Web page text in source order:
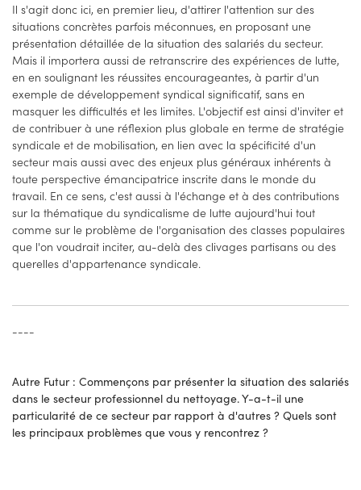
Il s'agit donc ici, en premier lieu, d'attirer l'attention sur des
situations concrètes parfois méconnues, en proposant une
présentation détaillée de la situation des salariés du secteur.
Mais il importera aussi de retranscrire des expériences de lutte,
en en soulignant les réussites encourageantes, à partir d'un
exemple de développement syndical significatif, sans en
masquer les difficultés et les limites. L'objectif est ainsi d'inviter et
de contribuer à une réflexion plus globale en terme de stratégie
syndicale et de mobilisation, en lien avec la spécificité d'un
secteur mais aussi avec des enjeux plus généraux inhérents à
toute perspective émancipatrice inscrite dans le monde du
travail. En ce sens, c'est aussi à l'échange et à des contributions
sur la thématique du syndicalisme de lutte aujourd'hui tout
comme sur le problème de l'organisation des classes populaires
que l'on voudrait inciter, au-delà des clivages partisans ou des
querelles d'appartenance syndicale.
----
Autre Futur : Commençons par présenter la situation des salariés
dans le secteur professionnel du nettoyage. Y-a-t-il une
particularité de ce secteur par rapport à d'autres ? Quels sont
les principaux problèmes que vous y rencontrez ?